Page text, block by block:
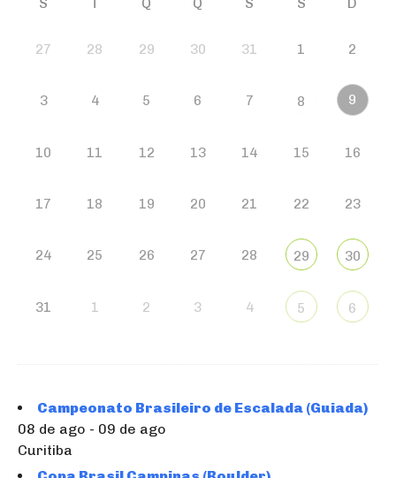
27 28 29 30 31 1 2
3 4 5 6 7 8 9
10 11 12 13 14 15 16
17 18 19 20 21 22 23
24 25 26 27 28 29 30
31 1 2 3 4 5 6
Campeonato Brasileiro de Escalada (Guiada)
08 de ago - 09 de ago
Curitiba